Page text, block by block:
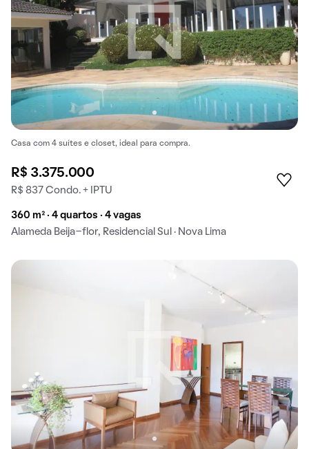
Casa com 4 suítes e closet, ideal para compra.
R$ 3.375.000
R$ 837 Condo. + IPTU
360 m² · 4 quartos · 4 vagas
Alameda Beija-flor, Residencial Sul · Nova Lima